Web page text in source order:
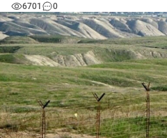
6701 0